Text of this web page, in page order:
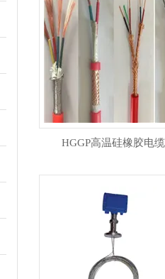
HGGP高温硅橡胶电缆